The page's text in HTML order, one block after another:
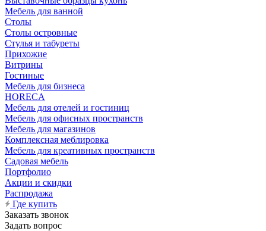
Мебель для ванной
Столы
Столы островные
Стулья и табуреты
Прихожие
Витрины
Гостиные
Мебель для бизнеса
HORECA
Мебель для отелей и гостиниц
Мебель для офисных пространств
Мебель для магазинов
Комплексная меблировка
Мебель для креативных пространств
Садовая мебель
Портфолио
Акции и скидки
Распродажа
Где купить
Заказать звонок
Задать вопрос